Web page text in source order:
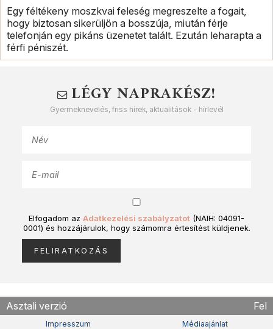
Egy féltékeny moszkvai feleség megreszelte a fogait,
hogy biztosan sikerüljön a bosszúja, miután férje
telefonján egy pikáns üzenetet talált. Ezután leharapta a
férfi péniszét.
LÉGY NAPRAKÉSZ!
Gyermeknevelés, friss hírek, aktualitások - hírlevél
Elfogadom az Adatkezelési szabályzatot (NAIH: 04091-
0001) és hozzájárulok, hogy számomra értesítést küldjenek.
Asztali verzió Fel
Impresszum Médiaajánlat